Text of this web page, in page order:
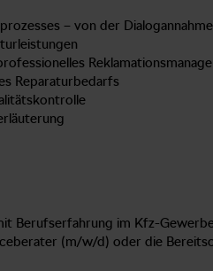
– von der
Reparaturbedarfs
Berufserfahrung im Kfz-
(m/w/d) oder die